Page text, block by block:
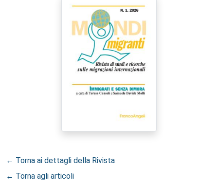
← Torna ai dettagli della Rivista
← Torna agli articoli